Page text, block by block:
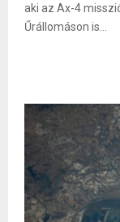
aki az Ax-4
Űrállomáson is...